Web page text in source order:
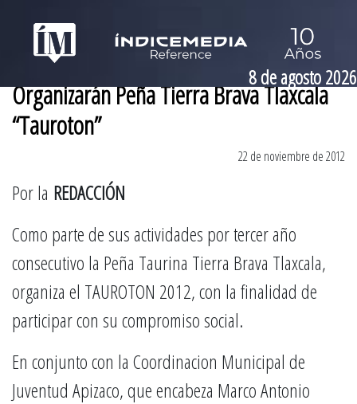
8 de agosto 2026
Organizarán Peña Tierra Brava Tlaxcala
“Tauroton”
22 de noviembre de 2012
Por la REDACCIÓN
Como parte de sus actividades por tercer año
consecutivo la Peña Taurina Tierra Brava Tlaxcala,
organiza el TAUROTON 2012, con la finalidad de
participar con su compromiso social.
En conjunto con la Coordinacion Municipal de
Juventud Apizaco, que encabeza Marco Antonio